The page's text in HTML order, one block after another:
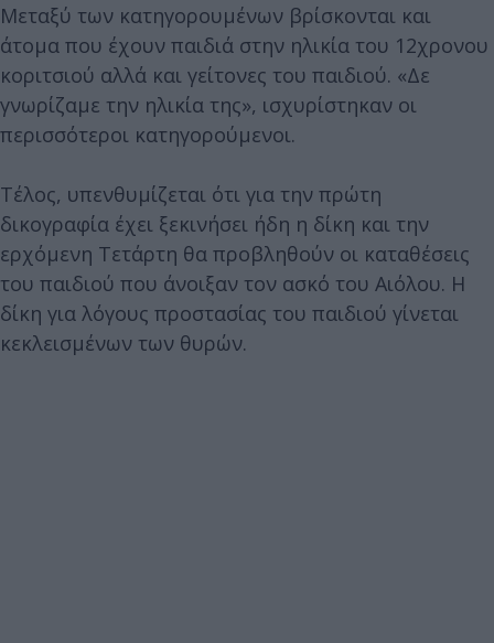
Μεταξύ των κατηγορουμένων βρίσκονται και
άτομα που έχουν παιδιά στην ηλικία του 12χρονου
κοριτσιού αλλά και γείτονες του παιδιού. «Δε
γνωρίζαμε την ηλικία της», ισχυρίστηκαν οι
περισσότεροι κατηγορούμενοι.
Τέλος, υπενθυμίζεται ότι για την πρώτη
δικογραφία έχει ξεκινήσει ήδη η δίκη και την
ερχόμενη Τετάρτη θα προβληθούν οι καταθέσεις
του παιδιού που άνοιξαν τον ασκό του Αιόλου. Η
δίκη για λόγους προστασίας του παιδιού γίνεται
κεκλεισμένων των θυρών.